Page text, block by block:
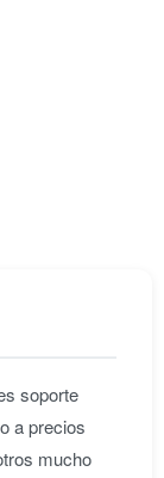
soporte
a precios
mucho